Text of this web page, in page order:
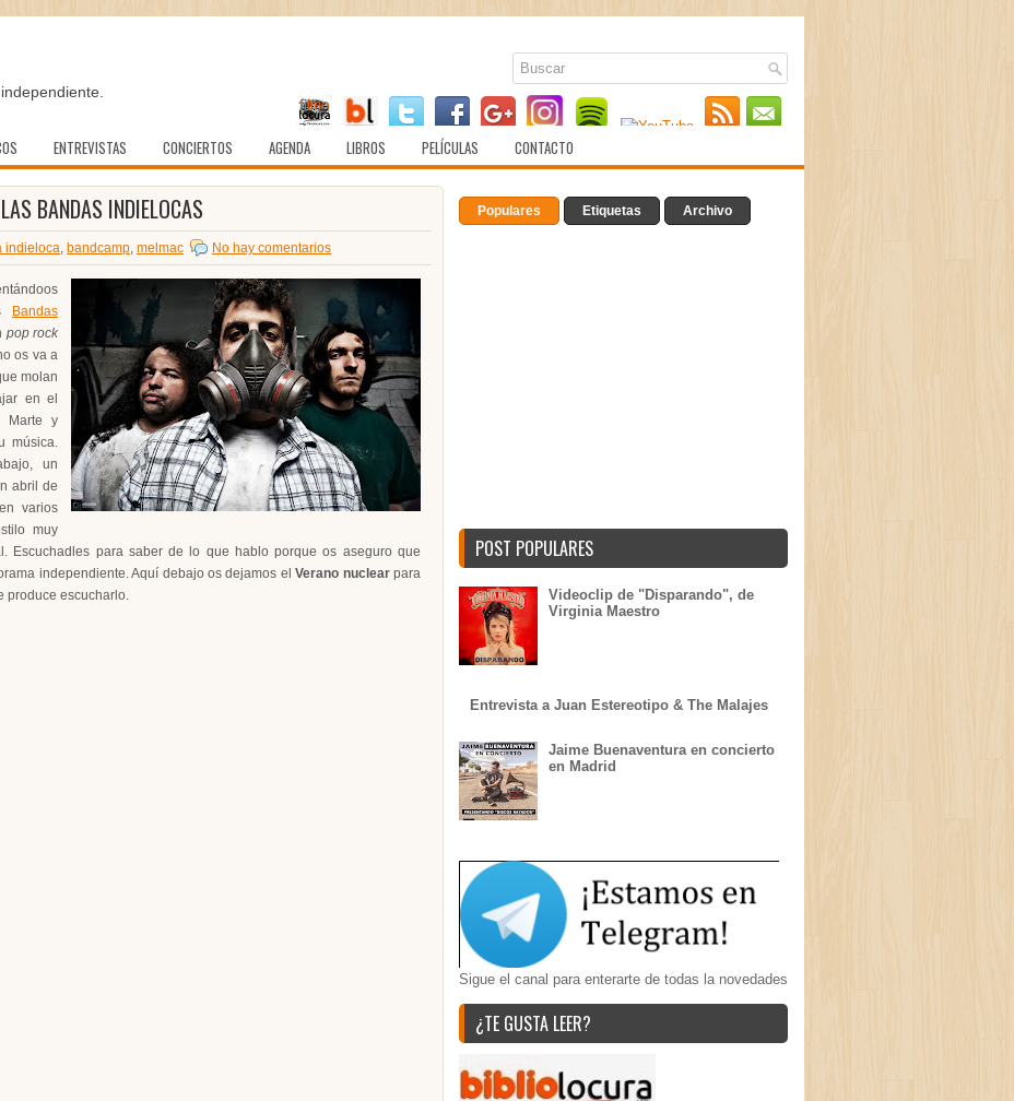
ENTREVISTAS CONCIERTOS AGENDA LIBROS PELÍCULAS CONTACTO
BANDAS INDIELOCAS
indieloca, bandcamp, melmac No hay comentarios
Bandas
pop rock
os va a
molan
en el
Marte y
música.
un
abril de
varios
muy
Escuchadles para saber de lo que hablo porque os aseguro que
independiente. Aquí debajo os dejamos elVerano nuclearpara
produce escucharlo.
Populares Etiquetas Archivo
POST POPULARES
Videoclip de "Disparando", de
Virginia Maestro
Entrevista a Juan Estereotipo & The Malajes
Jaime Buenaventura en concierto
en Madrid
Sigue el canal para enterarte de todas la novedades
¿TE GUSTA LEER?